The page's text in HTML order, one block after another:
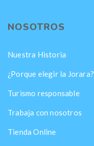
NOSOTROS
Nuestra Historia
¿Porque elegir la Jorara?
Turismo responsable
Trabaja con nosotros
Tienda Online